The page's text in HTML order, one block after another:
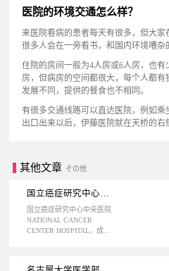
医院的环境交通怎么样？
来医院看病的患者每天有很多，但大家
很多人会在一旁看书，和国内环境嘈杂
住院的房间一般为4人房或6人房，也
房，但病房的空间都很大，每个人都
发展不同，提供的餐食也不相同。
有很多交通线路可以直达医院，例如
出口出来以后，伊藤医院就在天桥的右
其他文章 その他
国立癌症研究中心中央医院
国立癌症研究中心中央医院
NATIONAL CANCER
CENTER HOSPITAL，成立